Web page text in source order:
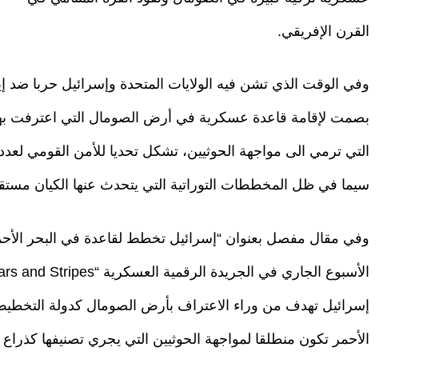
القرن الإفريقي.
وفي الوقت الذي تشن فيه الولايات المتحدة وإسرائيل حربا ضد
بصمت لإقامة قاعدة عسكرية في أرض الصومال التي اعترفت
التي ترمي الى مواجهة الحوثيين، تشكل تحديا للأمن القومي
سيما في ظل المخططات التوراتية التي يتحدث عنها الكيان
وفي مقال مفصل بعنوان “إسرائيل تخطط لقاعدة في البحر
إسرائيل تهدف من وراء الاعتراف بأرض الصومال كدولة
الأحمر تكون منطلقا لمواجهة الحوثيين التي يجري تصنيفها